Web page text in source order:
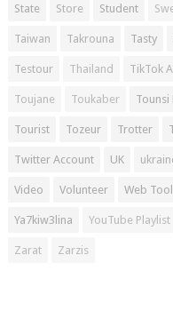
State Store Student
Taiwan Takrouna Tasty
Testour Thailand TikTok
Toujane Toukaber Tounsi
Tourist Tozeur Trotter
Twitter Account UK
Video Volunteer Web Tool
Ya7kiw3lina YouTube Playlist
Zarat Zarzis